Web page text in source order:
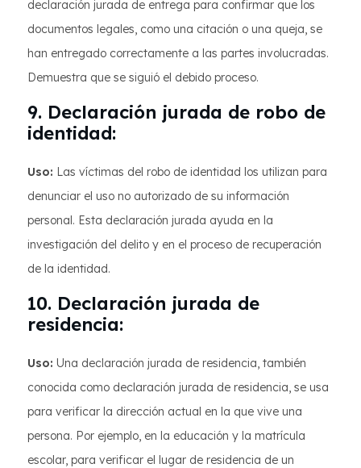
declaración jurada de entrega para confirmar que los
documentos legales, como una citación o una queja, se
han entregado correctamente a las partes involucradas.
Demuestra que se siguió el debido proceso.
9. Declaración jurada de robo de
identidad:
Uso: Las víctimas del robo de identidad los utilizan para
denunciar el uso no autorizado de su información
personal. Esta declaración jurada ayuda en la
investigación del delito y en el proceso de recuperación
de la identidad.
10. Declaración jurada de
residencia:
Uso: Una declaración jurada de residencia, también
conocida como declaración jurada de residencia, se usa
para verificar la dirección actual en la que vive una
persona. Por ejemplo, en la educación y la matrícula
escolar, para verificar el lugar de residencia de un